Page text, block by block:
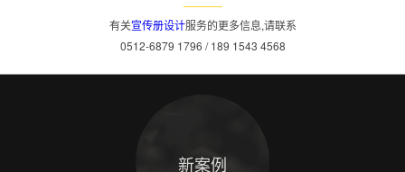
有关宣传册设计服务的更多信息,请联系
0512-6879 1796 / 189 1543 4568
新案例